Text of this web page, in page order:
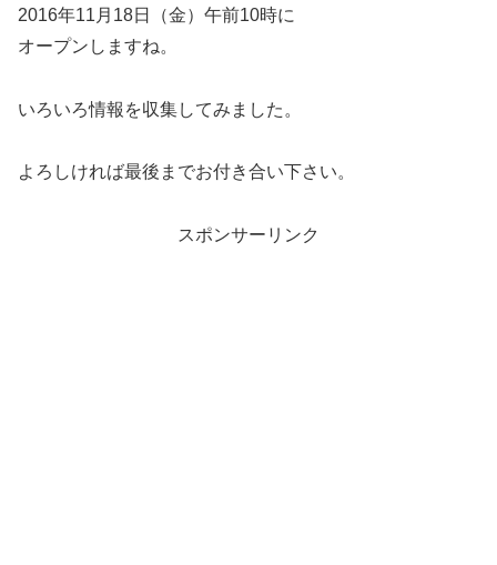
2016年11月18日（金）午前10時に
オープンしますね。
いろいろ情報を収集してみました。
よろしければ最後までお付き合い下さい。
スポンサーリンク